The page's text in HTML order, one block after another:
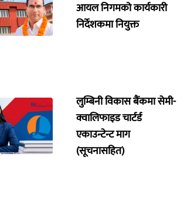
आयल निगमको कार्यकारी
निर्देशकमा नियुक्त
लुम्बिनी विकास बैंकमा सेमी-
क्वालिफाइड चार्टर्ड
एकाउन्टेन्ट माग
(सूचनासहित)